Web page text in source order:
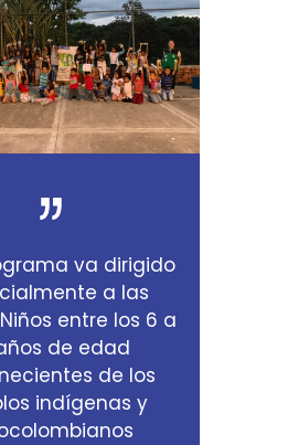
va dirigido
a las
entre los 6 a
de edad
de los
indígenas y